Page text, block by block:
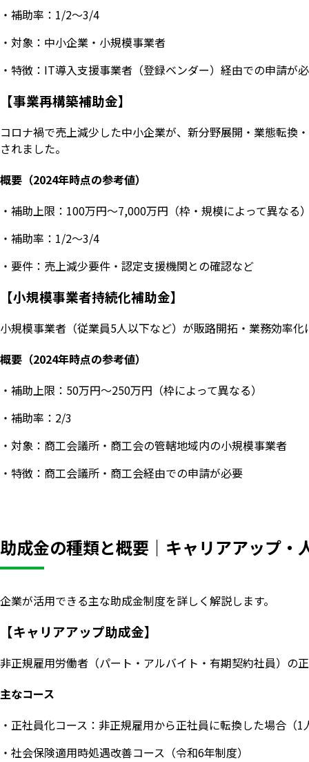
・補助率：1/2〜3/4
・対象：中小企業・小規模事業者
・特徴：IT導入支援事業者（登録ベンダー）経由での申請が
【事業再構築補助金】
コロナ禍で売上減少した中小企業が、新分野展開・業態転換
されました。
概要（2024年時点の参考値）
・補助上限：100万円〜7,000万円（枠・規模によって異なる
・補助率：1/2〜3/4
・要件：売上減少要件・認定支援機関との確認など
【小規模事業者持続化補助金】
小規模事業者（従業員5人以下など）が販路開拓・業務効率
概要（2024年時点の参考値）
・補助上限：50万円〜250万円（枠によって異なる）
・補助率：2/3
・対象：商工会議所・商工会の管轄地域内の小規模事業者
・特徴：商工会議所・商工会経由での申請が必要
助成金の種類と概要｜キャリアアップ・
企業が活用できる主な助成金制度を詳しく解説します。
【キャリアアップ助成金】
非正規雇用労働者（パート・アルバイト・有期契約社員）の
主なコース
・正社員化コース：非正規雇用から正社員に転換した場合（
・社会保険適用時処遇改善コース（令和6年制度）